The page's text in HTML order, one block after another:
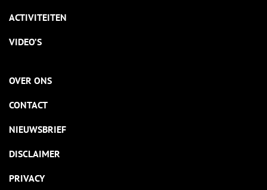
ACTIVITEITEN
VIDEO’S
OVER ONS
CONTACT
NIEUWSBRIEF
DISCLAIMER
PRIVACY